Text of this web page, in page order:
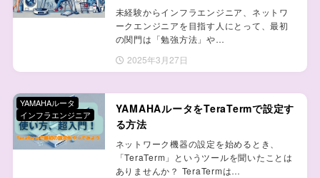
未経験からインフラエンジニア、ネットワ
ークエンジニアを目指す人にとって、最初
の関門は「勉強方法」や…
2025年3月27日
YAMAHAルータをTeraTermで設定す
る方法
ネットワーク機器の設定を始めるとき、
「TeraTerm」というツールを聞いたことは
ありませんか？ TeraTermは…
YAMAHAルータ
インフラエンジニア